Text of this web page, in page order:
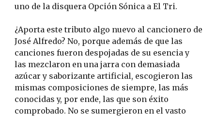
uno de la disquera Opción Sónica a El Tri.
¿Aporta este tributo algo nuevo al cancionero de
José Alfredo? No, porque además de que las
canciones fueron despojadas de su esencia y
las mezclaron en una jarra con demasiada
azúcar y saborizante artificial, escogieron las
mismas composiciones de siempre, las más
conocidas y, por ende, las que son éxito
comprobado. No se sumergieron en el vasto